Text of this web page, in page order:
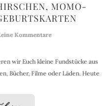
MOMO-
Kommentare
wir Euch kleine Fundstücke aus
Bücher, Filme oder Läden. Heute